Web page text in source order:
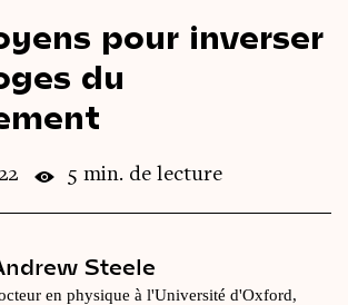
pour inverser
du
5 min. de lecture
Steele
en physique à l'Université d'Oxford,